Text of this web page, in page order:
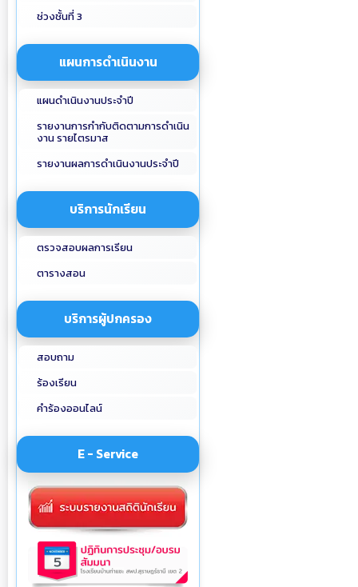
ช่วงชั้นที่ 3
แผนการดำเนินงาน
แผนดำเนินงานประจำปี
รายงานการกำกับติดตามการดำเนิน
งาน รายไตรมาส
รายงานผลการดำเนินงานประจำปี
บริการนักเรียน
ตรวจสอบผลการเรียน
ตารางสอน
บริการผู้ปกครอง
สอบถาม
ร้องเรียน
คำร้องออนไลน์
E - Service